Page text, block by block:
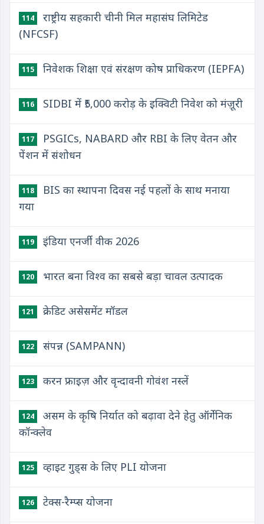
114
राष्ट्रीय सहकारी चीनी मिल महासंघ लिमिटेड
(NFCSF)
115 निवेशक शिक्षा एवं संरक्षण कोष प्राधिकरण (IEPFA)
116 SIDBI में ₹5,000 करोड़ के इक्विटी निवेश को मंज़ूरी
117
PSGICs, NABARD और RBI के लिए वेतन और
पेंशन में संशोधन
118
BIS का स्थापना दिवस नई पहलों के साथ मनाया
गया
119 इंडिया एनर्जी वीक 2026
120 भारत बना विश्व का सबसे बड़ा चावल उत्पादक
121 क्रेडिट असेसमेंट मॉडल
122 संपन्न (SAMPANN)
123 करन फ्राइज़ और वृन्दावनी गोवंश नस्लें
124
असम के कृषि निर्यात को बढ़ावा देने हेतु ऑर्गेनिक
कॉन्क्लेव
125 व्हाइट गुड्स के लिए PLI योजना
126 टेक्स-रैम्प्स योजना